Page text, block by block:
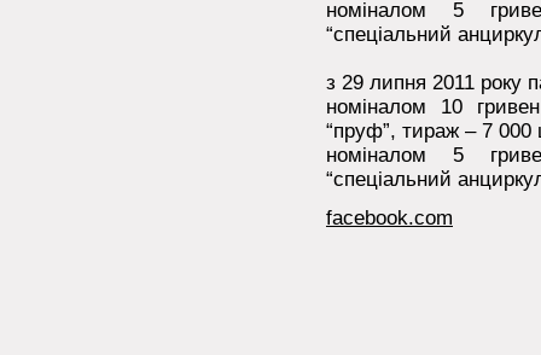
номіналом 5
“спеціальний
з 29 липня 2011 року
номіналом 10
“пруф”, тираж – 7 000
номіналом 5
“спеціальний
facebook.com